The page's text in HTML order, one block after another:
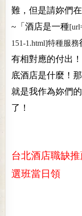
難，但是請妳們
~「酒店是一種
151-1.html]特種服務
有相對應的付出
底酒店是什麼！
就是我作為妳們
了！
台北酒店職缺
選班當日領